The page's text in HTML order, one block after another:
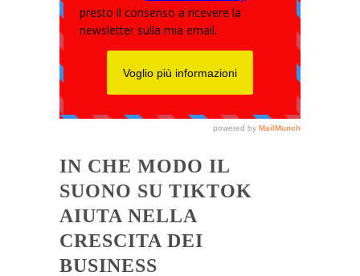
IN CHE MODO IL
SUONO SU TIKTOK
AIUTA NELLA
CRESCITA DEI
BUSINESS